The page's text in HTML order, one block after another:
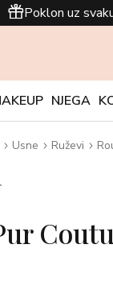
Poklon uz
NJEGA
Usne Ruževi